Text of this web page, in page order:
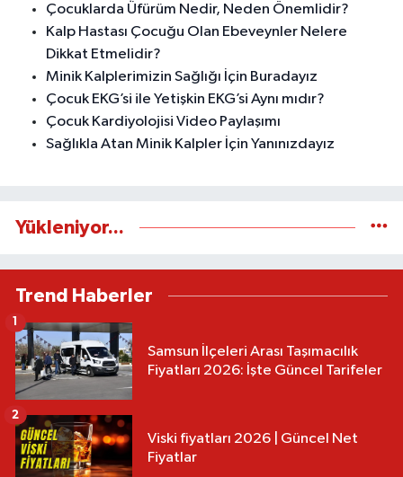
Çocuklarda Üfürüm Nedir, Neden Önemlidir?
Kalp Hastası Çocuğu Olan Ebeveynler Nelere
Dikkat Etmelidir?
Minik Kalplerimizin Sağlığı İçin Buradayız
Çocuk EKG’si ile Yetişkin EKG’si Aynı mıdır?
Çocuk Kardiyolojisi Video Paylaşımı
Sağlıkla Atan Minik Kalpler İçin Yanınızdayız
Yükleniyor...
Trend Haberler
Samsun İlçeleri Arası Taşımacılık
Fiyatları 2026: İşte Güncel Tarifeler
1
Viski fiyatları 2026 | Güncel Net
Fiyatlar
2